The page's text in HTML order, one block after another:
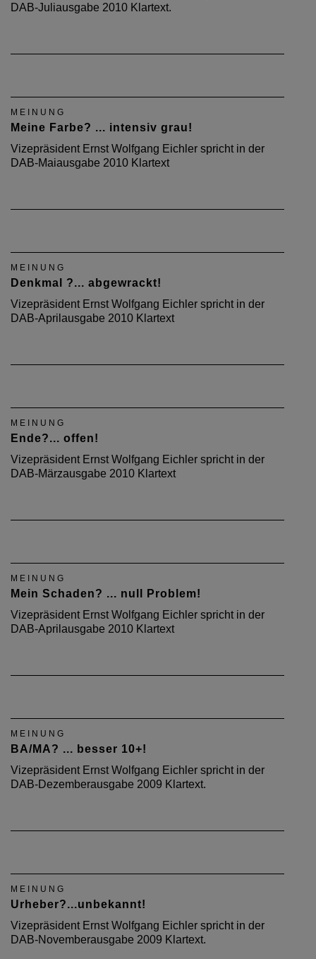
DAB-Juliausgabe 2010 Klartext.
MEINUNG
Meine Farbe? ... intensiv grau!
Vizepräsident Ernst Wolfgang Eichler spricht in der
DAB-Maiausgabe 2010 Klartext
MEINUNG
Denkmal ?... abgewrackt!
Vizepräsident Ernst Wolfgang Eichler spricht in der
DAB-Aprilausgabe 2010 Klartext
MEINUNG
Ende?... offen!
Vizepräsident Ernst Wolfgang Eichler spricht in der
DAB-Märzausgabe 2010 Klartext
MEINUNG
Mein Schaden? ... null Problem!
Vizepräsident Ernst Wolfgang Eichler spricht in der
DAB-Aprilausgabe 2010 Klartext
MEINUNG
BA/MA? ... besser 10+!
Vizepräsident Ernst Wolfgang Eichler spricht in der
DAB-Dezemberausgabe 2009 Klartext.
MEINUNG
Urheber?...unbekannt!
Vizepräsident Ernst Wolfgang Eichler spricht in der
DAB-Novemberausgabe 2009 Klartext.